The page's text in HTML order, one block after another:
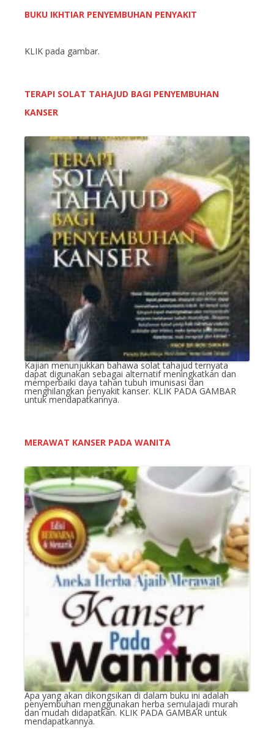
BUKU IKHTIAR PENYEMBUHAN PENYAKIT
KLIK pada gambar.
TERAPI SOLAT TAHAJUD BAGI PENYEMBUHAN
KANSER
Kajian menunjukkan bahawa solat tahajud ternyata
dapat digunakan sebagai alternatif meningkatkan dan
memperbaiki daya tahan tubuh imunisasi dan
menghilangkan penyakit kanser. KLIK PADA GAMBAR
untuk mendapatkannya.
MERAWAT KANSER PADA WANITA
Apa yang akan dikongsikan di dalam buku ini adalah
penyembuhan menggunakan herba semulajadi murah
dan mudah didapatkan. KLIK PADA GAMBAR untuk
mendapatkannya.